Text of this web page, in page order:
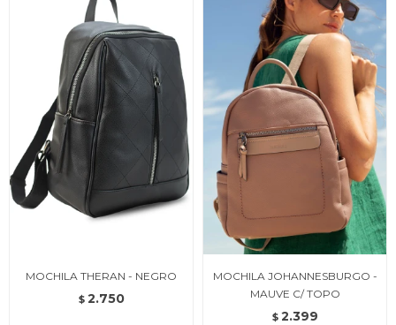
MOCHILA THERAN - NEGRO
$ 2.750
MOCHILA JOHANNESBURGO -
MAUVE C/ TOPO
$ 2.399